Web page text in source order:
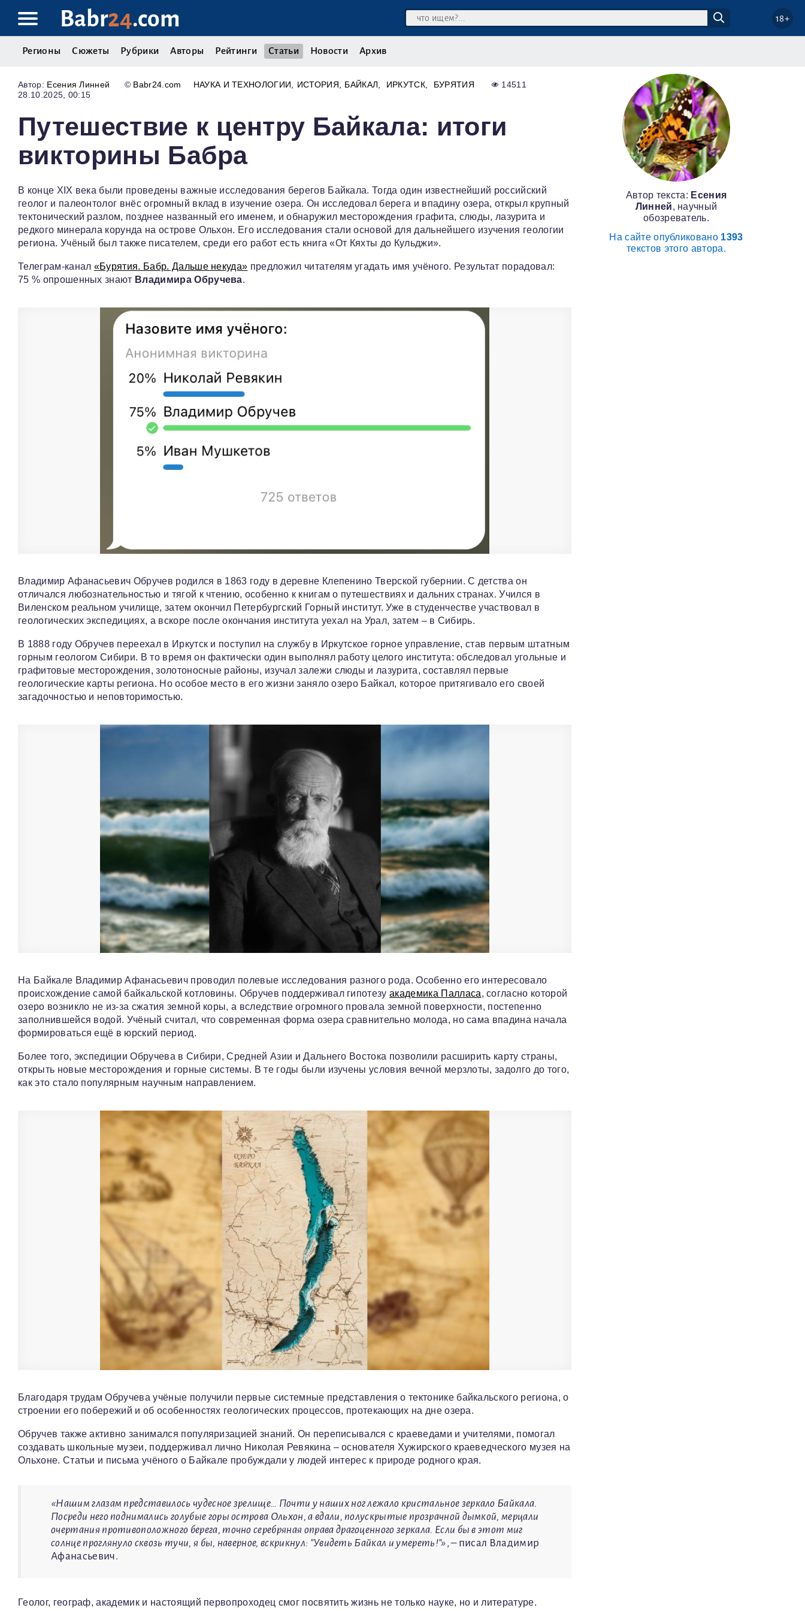
Babr24.com 18+
Регионы Сюжеты Рубрики Авторы Рейтинги Статьи Новости Архив
Есения Линней © Babr24.com НАУКА И ТЕХНОЛОГИИ ИСТОРИЯ БАЙКАЛ ИРКУТСК БУРЯТИЯ
14511
28.10.2025, 00:15
Путешествие к центру Байкала: итоги
викторины Бабра
В конце XIX века были проведены важные исследования берегов Байкала. Тогда один известнейший российский
геолог и палеонтолог внёс огромный вклад в изучение озера. Он исследовал берега и впадину озера, открыл крупный
тектонический разлом, позднее названный его именем, и обнаружил месторождения графита, слюды, лазурита и
редкого минерала корунда на острове Ольхон. Его исследования стали основой для дальнейшего изучения геологии
региона. Учёный был также писателем, среди его работ есть книга «От Кяхты до Кульджи».
Телеграм-канал «Бурятия. Бабр. Дальше некуда» предложил читателям угадать имя учёного. Результат порадовал:
75 % опрошенных знают Владимира Обручева.
Владимир Афанасьевич Обручев родился в 1863 году в деревне Клепенино Тверской губернии. С детства он
отличался любознательностью и тягой к чтению, особенно к книгам о путешествиях и дальних странах. Учился в
Виленском реальном училище, затем окончил Петербургский Горный институт. Уже в студенчестве участвовал в
геологических экспедициях, а вскоре после окончания института уехал на Урал, затем – в Сибирь.
В 1888 году Обручев переехал в Иркутск и поступил на службу в Иркутское горное управление, став первым штатным
горным геологом Сибири. В то время он фактически один выполнял работу целого института: обследовал угольные и
графитовые месторождения, золотоносные районы, изучал залежи слюды и лазурита, составлял первые
геологические карты региона. Но особое место в его жизни заняло озеро Байкал, которое притягивало его своей
загадочностью и неповторимостью.
На Байкале Владимир Афанасьевич проводил полевые исследования разного рода. Особенно его интересовало
происхождение самой байкальской котловины. Обручев поддерживал гипотезуакадемика Палласа, согласно которой
озеро возникло не из-за сжатия земной коры, а вследствие огромного провала земной поверхности, постепенно
заполнившейся водой. Учёный считал, что современная форма озера сравнительно молода, но сама впадина начала
формироваться ещё в юрский период.
Более того, экспедиции Обручева в Сибири, Средней Азии и Дальнего Востока позволили расширить карту страны,
открыть новые месторождения и горные системы. В те годы были изучены условия вечной мерзлоты, задолго до того,
как это стало популярным научным направлением.
Благодаря трудам Обручева учёные получили первые системные представления о тектонике байкальского региона, о
строении его побережий и об особенностях геологических процессов, протекающих на дне озера.
Обручев также активно занимался популяризацией знаний. Он переписывался с краеведами и учителями, помогал
создавать школьные музеи, поддерживал лично Николая Ревякина – основателя Хужирского краеведческого музея на
Ольхоне. Статьи и письма учёного о Байкале пробуждали у людей интерес к природе родного края.
«Нашим глазам представилось чудесное зрелище… Почти у наших ног лежало кристальное зеркало Байкала.
Посреди него поднимались голубые горы острова Ольхон, а вдали, полускрытые прозрачной дымкой, мерцали
очертания противоположного берега, точно серебряная оправа драгоценного зеркала. Если бы в этот миг
солнце проглянуло сквозь тучи, я бы, наверное, вскрикнул: "Увидеть Байкал и умереть!"», – писал Владимир
Афанасьевич.
Геолог, географ, академик и настоящий первопроходец смог посвятить жизнь не только науке, но и литературе.
Автор текста: Есения
Линней, научный
обозреватель.
На сайте опубликовано 1393
текстов этого автора.